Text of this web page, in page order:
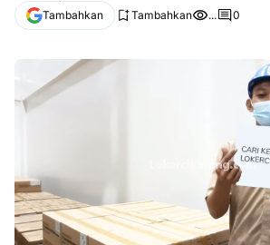
Tambahkan Tambahkan ... 0